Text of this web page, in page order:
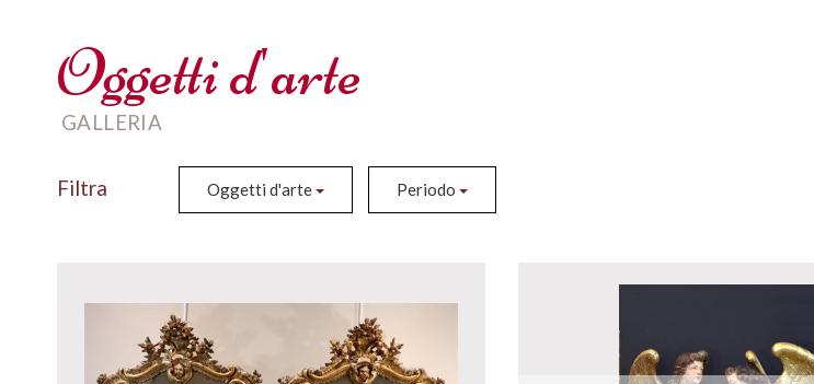
Oggetti d'arte
GALLERIA
Filtra Oggetti d'arte Periodo